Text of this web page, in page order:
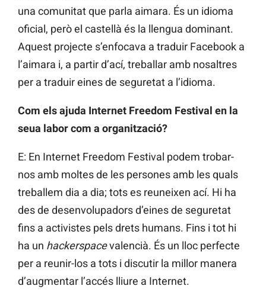
una comunitat que parla aimara. És un idioma
oficial, però el castellà és la llengua dominant.
Aquest projecte s’enfocava a traduir Facebook a
l’aimara i, a partir d’ací, treballar amb nosaltres
per a traduir eines de seguretat a l’idioma.
Com els ajuda Internet Freedom Festival en la
seua labor com a organització?
E: En Internet Freedom Festival podem trobar-
nos amb moltes de les persones amb les quals
treballem dia a dia; tots es reuneixen ací. Hi ha
des de desenvolupadors d’eines de seguretat
fins a activistes pels drets humans. Fins i tot hi
ha un hackerspacevalencià. És un lloc perfecte
per a reunir-los a tots i discutir la millor manera
d’augmentar l’accés lliure a Internet.